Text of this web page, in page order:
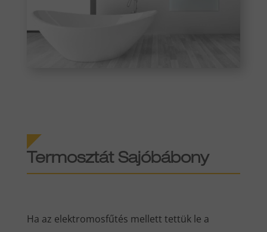
Termosztát Sajóbábony
Ha az elektromosfűtés mellett tettük le a